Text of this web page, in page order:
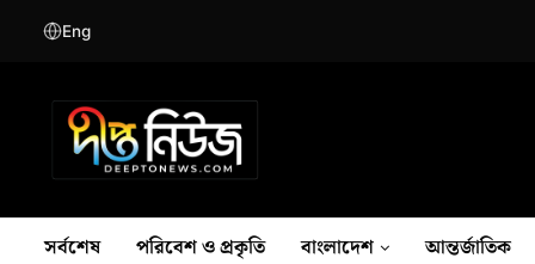
Eng
সর্বশেষ পরিবেশ ও প্রকৃতি বাংলাদেশ আন্তর্জাতিক